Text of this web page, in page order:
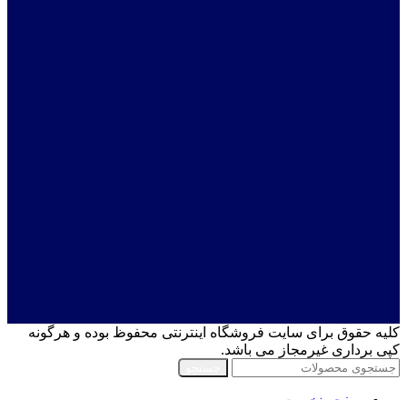
کلیه حقوق برای سایت فروشگاه اینترنتی محفوظ بوده و هرگونه
کپی برداری غیرمجاز می باشد.